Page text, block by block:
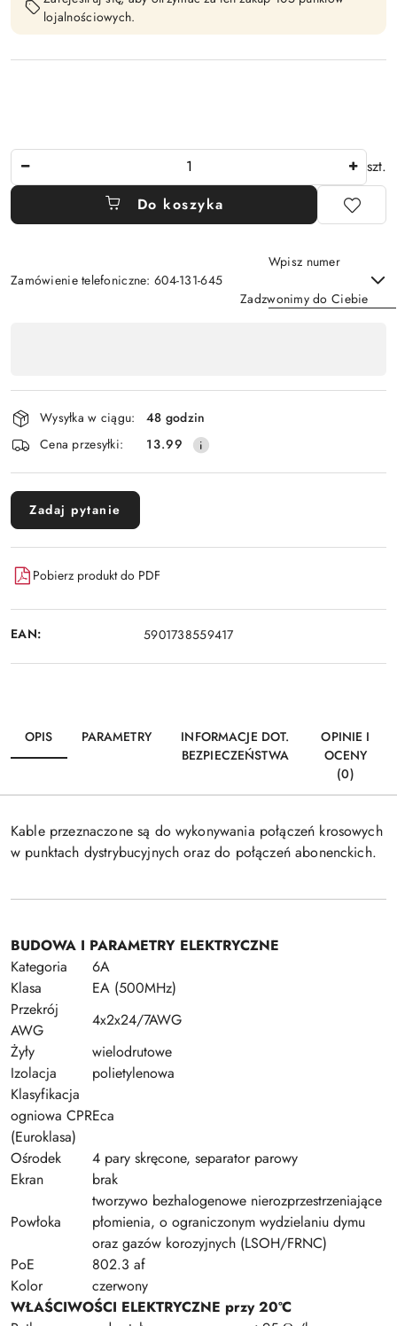
lojalnościowych.
szt.
Do koszyka
Zamówienie telefoniczne: 604-131-645
Wpisz numer
Zadzwonimy do Ciebie
płatność
i
dostawa
Wysyłka w ciągu:
48 godzin
Cena przesyłki:
13.99
Zadaj pytanie
Pobierz produkt do PDF
EAN: 5901738559417
OPIS PARAMETRY
INFORMACJE DOT.
BEZPIECZEŃSTWA
OPINIE I
OCENY
(0)
Kable przeznaczone są do wykonywania połączeń krosowych
w punktach dystrybucyjnych oraz do połączeń abonenckich.
BUDOWA I PARAMETRY ELEKTRYCZNE
Kategoria
6A
Klasa
EA (500MHz)
Przekrój
AWG
4x2x24/7AWG
Żyły
wielodrutowe
Izolacja
polietylenowa
Klasyfikacja
ogniowa CPR
(Euroklasa)
Eca
Ośrodek
4 pary skręcone, separator parowy
Ekran
brak
Powłoka
tworzywo bezhalogenowe nierozprzestrzeniające
płomienia, o ograniczonym wydzielaniu dymu
oraz gazów korozyjnych (LSOH/FRNC)
PoE
802.3 af
Kolor
czerwony
WŁAŚCIWOŚCI ELEKTRYCZNE przy 20ºC